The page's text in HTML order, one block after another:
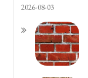
2026-08-03